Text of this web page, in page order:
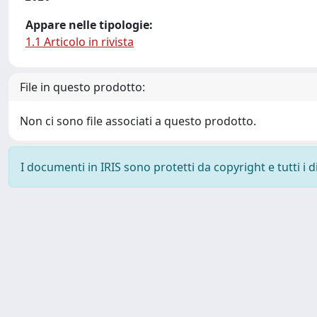
Appare nelle tipologie:
1.1 Articolo in rivista
File in questo prodotto:
Non ci sono file associati a questo prodotto.
I documenti in IRIS sono protetti da copyright e tutti i